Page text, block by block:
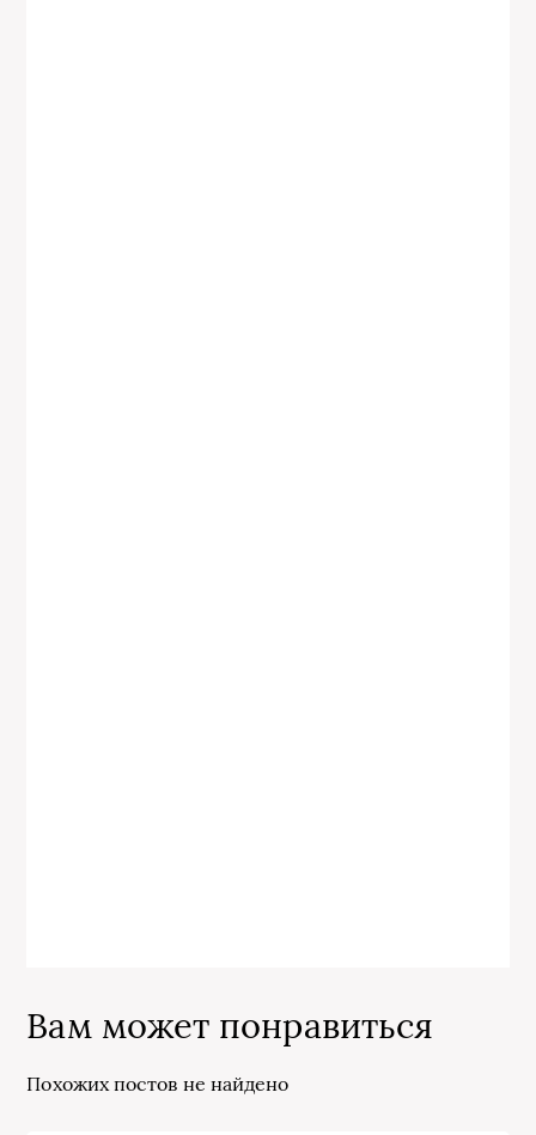
Вам может понравиться
Похожих постов не найдено